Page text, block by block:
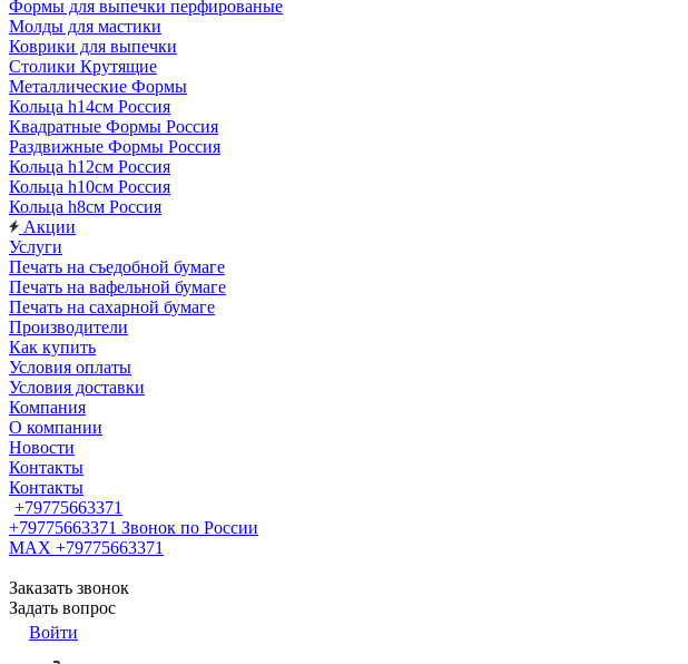
Формы для выпечки перфированые
Молды для мастики
Коврики для выпечки
Столики Крутящие
Металлические Формы
Кольца h14см Россия
Квадратные Формы Россия
Раздвижные Формы Россия
Кольца h12см Россия
Кольца h10см Россия
Кольца h8см Россия
Акции
Услуги
Печать на съедобной бумаге
Печать на вафельной бумаге
Печать на сахарной бумаге
Производители
Как купить
Условия оплаты
Условия доставки
Компания
О компании
Новости
Контакты
Контакты
+79775663371
+79775663371 Звонок по России
MAX +79775663371
Заказать звонок
Задать вопрос
Войти